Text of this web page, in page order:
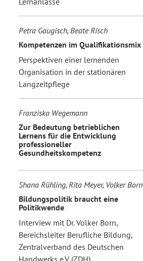
Petra Gaugisch, Beate Risch
Kompetenzen im Qualifikationsmix
Perspektiven einer lernenden
Organisation in der stationären
Langzeitpflege
Franziska Wegemann
Zur Bedeutung betrieblichen
Lernens für die Entwicklung
professioneller
Gesundheitskompetenz
Shana Rühling, Rita Meyer, Volker Born
Bildungspolitik braucht eine
Politikwende
Interview mit Dr. Volker Born,
Bereichsleiter Berufliche Bildung,
Zentralverband des Deutschen
Handwerks e.V. (ZDH)